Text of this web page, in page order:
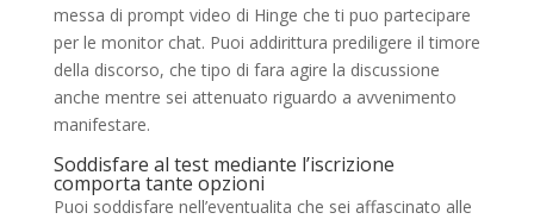
messa di prompt video di Hinge che ti puo partecipare
per le monitor chat. Puoi addirittura prediligere il timore
della discorso, che tipo di fara agire la discussione
anche mentre sei attenuato riguardo a avvenimento
manifestare.
Soddisfare al test mediante l’iscrizione
comporta tante opzioni
Puoi soddisfare nell’eventualita che sei affascinato alle